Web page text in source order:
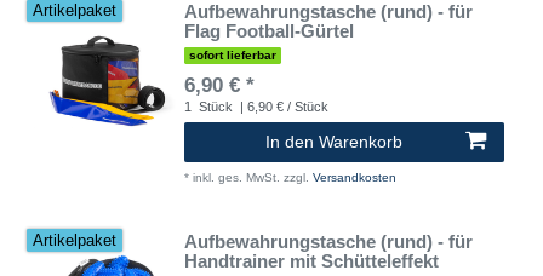
Artikelpaket
Aufbewahrungstasche (rund) - für
Flag Football-Gürtel
sofort lieferbar
6,90 € *
1 Stück | 6,90 € / Stück
In den Warenkorb
* inkl. ges. MwSt. zzgl. Versandkosten
Artikelpaket
Aufbewahrungstasche (rund) - für
Handtrainer mit Schütteleffekt